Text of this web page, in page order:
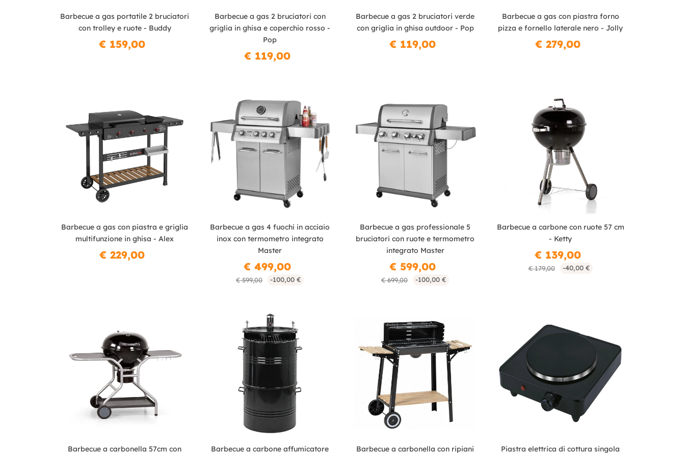
Barbecue a gas portatile 2 bruciatori
con trolley e ruote - Buddy
€ 159,00
Barbecue a gas 2 bruciatori con
griglia in ghisa e coperchio rosso -
Pop
€ 119,00
Barbecue a gas 2 bruciatori verde
con griglia in ghisa outdoor - Pop
€ 119,00
Barbecue a gas con piastra forno
pizza e fornello laterale nero - Jolly
€ 279,00
Barbecue a gas con piastra e griglia
multifunzione in ghisa - Alex
€ 229,00
Barbecue a gas 4 fuochi in acciaio
inox con termometro integrato
Master
€ 599,00 -100,00 €
€ 499,00
Barbecue a gas professionale 5
bruciatori con ruote e termometro
integrato Master
€ 699,00 -100,00 €
€ 599,00
Barbecue a carbone con ruote 57 cm
- Ketty
€ 179,00 -40,00 €
€ 139,00
Barbecue a carbonella 57cm con
Barbecue a carbone affumicatore
Barbecue a carbonella con ripiani
Piastra elettrica di cottura singola